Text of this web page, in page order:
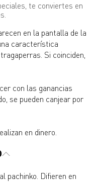
te conviertes en
en la pantalla de la
característica
Si coinciden,
con las ganancias
se pueden canjear por
en dinero.
pachinko. Difieren en